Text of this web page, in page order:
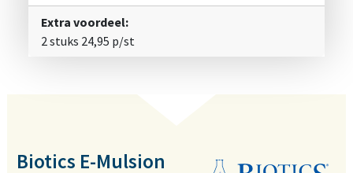
Extra voordeel:
2 stuks 24,95 p/st
Biotics E-Mulsion